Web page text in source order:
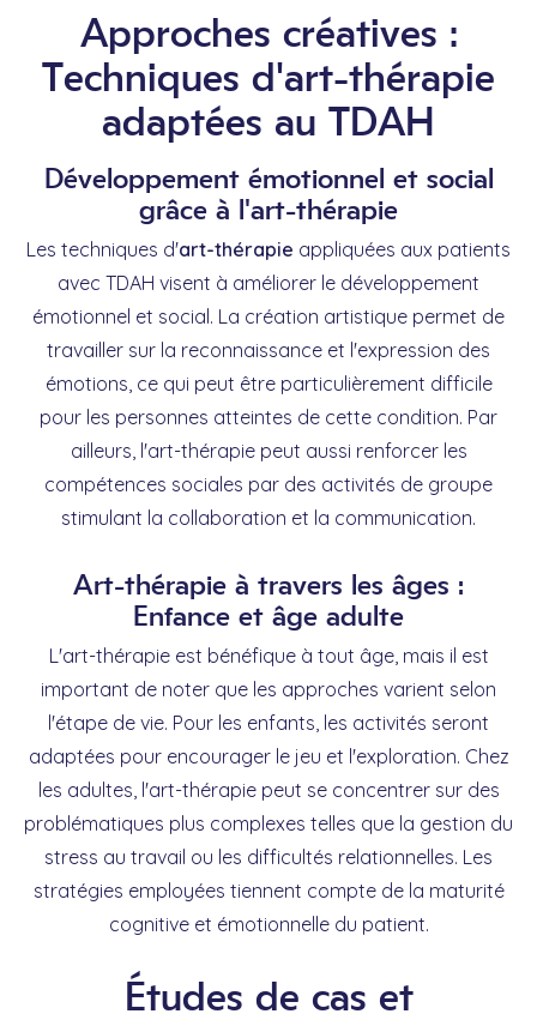
Approches créatives :
Techniques d'art-thérapie
adaptées au TDAH
Développement émotionnel et social
grâce à l'art-thérapie
Les techniques d'art-thérapie appliquées aux patients
avec TDAH visent à améliorer le développement
émotionnel et social. La création artistique permet de
travailler sur la reconnaissance et l'expression des
émotions, ce qui peut être particulièrement difficile
pour les personnes atteintes de cette condition. Par
ailleurs, l'art-thérapie peut aussi renforcer les
compétences sociales par des activités de groupe
stimulant la collaboration et la communication.
Art-thérapie à travers les âges :
Enfance et âge adulte
L'art-thérapie est bénéfique à tout âge, mais il est
important de noter que les approches varient selon
l'étape de vie. Pour les enfants, les activités seront
adaptées pour encourager le jeu et l'exploration. Chez
les adultes, l'art-thérapie peut se concentrer sur des
problématiques plus complexes telles que la gestion du
stress au travail ou les difficultés relationnelles. Les
stratégies employées tiennent compte de la maturité
cognitive et émotionnelle du patient.
Études de cas et